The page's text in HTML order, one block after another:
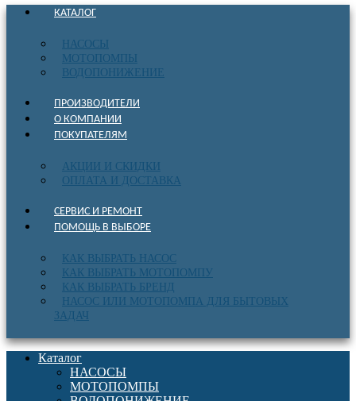
КАТАЛОГ
НАСОСЫ
МОТОПОМПЫ
ВОДОПОНИЖЕНИЕ
ПРОИЗВОДИТЕЛИ
О КОМПАНИИ
ПОКУПАТЕЛЯМ
АКЦИИ И СКИДКИ
ОПЛАТА И ДОСТАВКА
СЕРВИС И РЕМОНТ
ПОМОЩЬ В ВЫБОРЕ
КАК ВЫБРАТЬ НАСОС
КАК ВЫБРАТЬ МОТОПОМПУ
КАК ВЫБРАТЬ БРЕНД
НАСОС ИЛИ МОТОПОМПА ДЛЯ БЫТОВЫХ
ЗАДАЧ
Каталог
НАСОСЫ
МОТОПОМПЫ